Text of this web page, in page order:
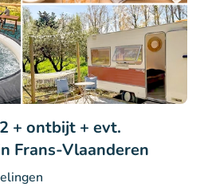
+ ontbijt + evt.
Frans-Vlaanderen